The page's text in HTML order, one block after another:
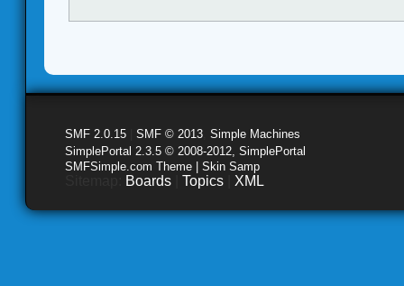
SMF 2.0.15 SMF © 2013 Simple Machines
SimplePortal 2.3.5 © 2008-2012, SimplePortal
SMFSimple.com Theme | Skin Samp
Boards Topics XML